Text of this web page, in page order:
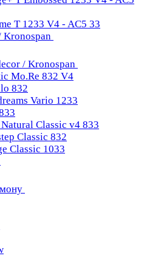
T 1233 V4 - AC5 33
Kronospan
/ Kronospan
Mo.Re 832 V4
832
Vario 1233
Natural Classic v4 833
Classic 832
Classic 1033